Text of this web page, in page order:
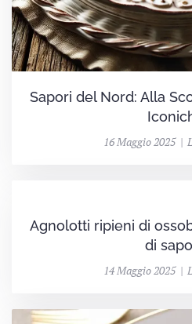
Sapori del Nord: Alla
16 Maggio 2025 |
Agnolotti ripieni di
di
14 Maggio 2025 |